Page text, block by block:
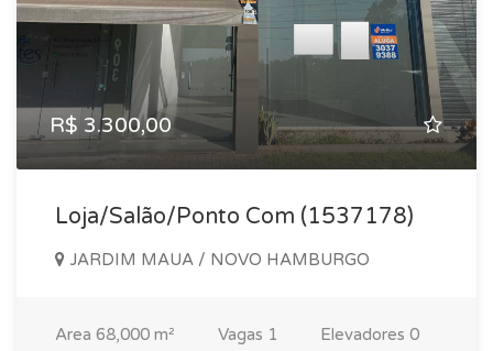
R$ 3.300,00
Loja/Salão/Ponto Com (1537178)
JARDIM MAUA / NOVO HAMBURGO
Area 68,000 m² Vagas 1 Elevadores 0